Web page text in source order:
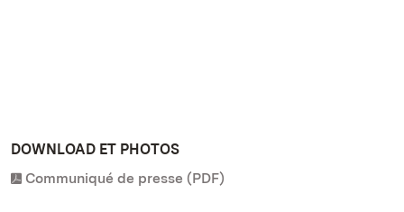
DOWNLOAD ET PHOTOS
Communiqué de presse (PDF)